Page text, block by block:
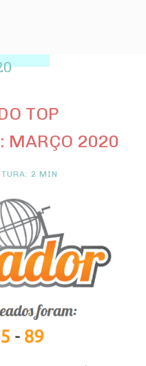
TOP
MARÇO 2020
2 MIN